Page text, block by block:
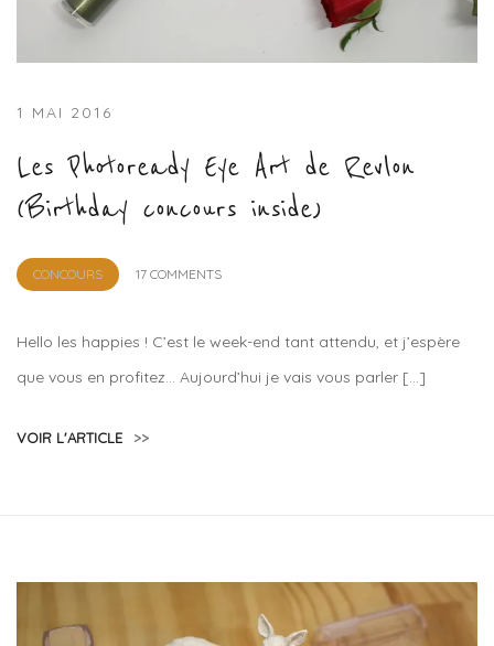
1 MAI 2016
Les Photoready Eye Art de Revlon
(Birthday concours inside)
CONCOURS
by
17 COMMENTS
Hello les happies ! C’est le week-end tant attendu, et j’espère
que vous en profitez… Aujourd’hui je vais vous parler […]
VOIR L'ARTICLE >>